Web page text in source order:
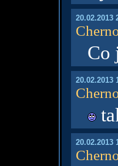
20.02.2013
Co
20.02.2013
20.02.2013